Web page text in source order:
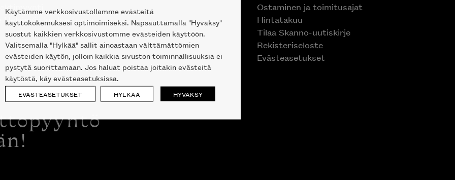
Helsingin keskustassa
Ostaminen ja toimitusajat
Hintatakuu
Tilaa Skanno-uutiskirje
Rekisteriseloste
Evästeasetukset
Käytämme verkkosivustollamme evästeitä
käyttökokemuksesi optimoimiseksi. Napsauttamalla "Hyväksy"
suostut kaikkien verkkosivustomme evästeiden käyttöön.
Valitsemalla "Hylkää" sallit ainoastaan välttämättömien
evästeiden käytön, jolloin kaikkia sivuston toiminnallisuuksia ei
pystytä suorittamaan. Jos haluat poistaa joitakin evästeitä
käytöstä, käy evästeasetuksissa.
EVÄSTEASETUKSET HYLKÄÄ HYVÄKSY